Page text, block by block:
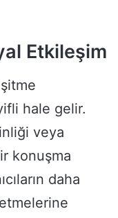
Etkileşim
hale gelir.
veya
konuşma
daha